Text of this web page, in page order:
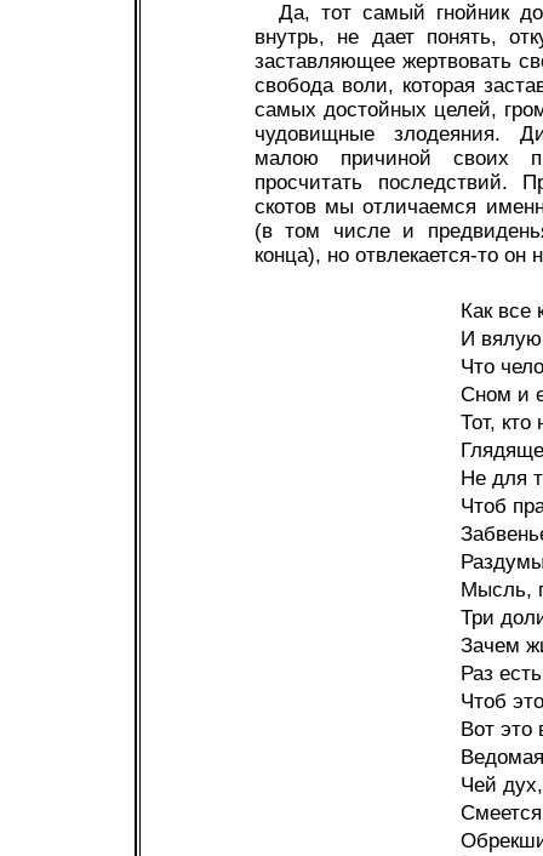
Да, тот самый гнойник
внутрь, не дает понять,
заставляющее жертвовать
свобода воли, которая
самых достойных целей,
чудовищные злодеяния.
малою причиной своих
просчитать последствий.
скотов мы отличаемся
(в том числе и
конца), но отвлекается-то он
Как все
И
Что
Сном и
Тот,
Не для
Чтоб
Мысль,
Три
Зачем
Раз
Чтоб
Вот это
Чей